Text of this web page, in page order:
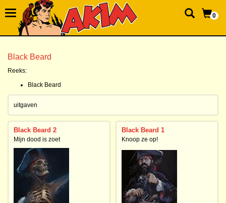
0
Black Beard
Reeks:
Black Beard
uitgaven
Black Beard 2
Mijn dood is zoet
Black Beard 1
Knoop ze op!